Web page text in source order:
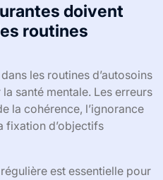
doivent
routines
les routines d’autosoins
santé mentale. Les erreurs
la cohérence, l’ignorance
fixation d’objectifs
est essentielle pour